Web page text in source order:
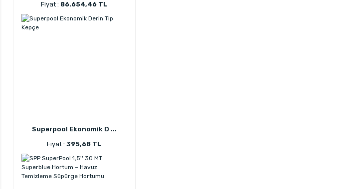
Fiyat : 86.654,46 TL
Superpool Ekonomik D ...
Fiyat :395,68 TL